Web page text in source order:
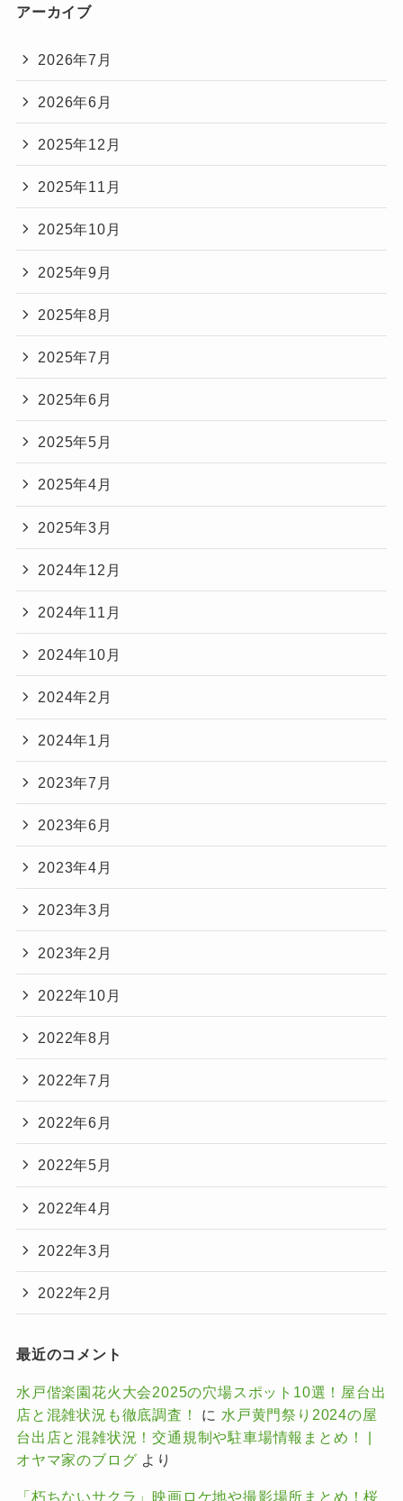
アーカイブ
2026年7月
2026年6月
2025年12月
2025年11月
2025年10月
2025年9月
2025年8月
2025年7月
2025年6月
2025年5月
2025年4月
2025年3月
2024年12月
2024年11月
2024年10月
2024年2月
2024年1月
2023年7月
2023年6月
2023年4月
2023年3月
2023年2月
2022年10月
2022年8月
2022年7月
2022年6月
2022年5月
2022年4月
2022年3月
2022年2月
最近のコメント
水戸偕楽園花火大会2025の穴場スポット10選！屋台出
店と混雑状況も徹底調査！
に 水戸黄門祭り2024の屋
台出店と混雑状況！交通規制や駐車場情報まとめ！ |
オヤマ家のブログ より
「朽ちないサクラ」映画ロケ地や撮影場所まとめ！桜